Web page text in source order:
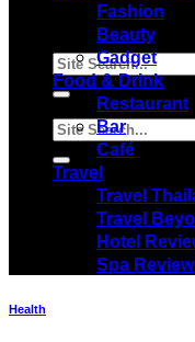
Fashion
Beauty
Gadget
Food & Drink
Restaurant
Bar
Café
Travel
Travel
Travel
Hotel
Spa Review
Health